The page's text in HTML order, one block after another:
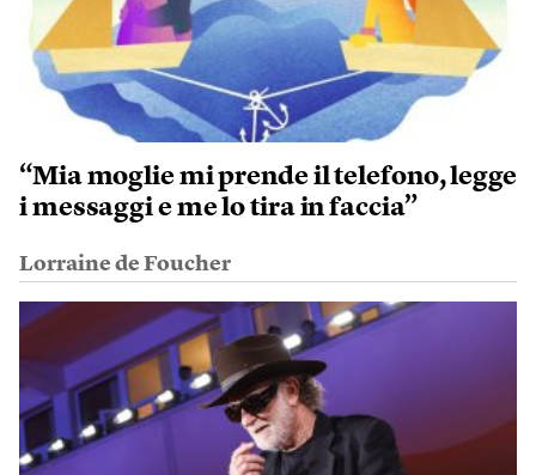
“Mia moglie mi prende il telefono, legge
i messaggi e me lo tira in faccia”
Lorraine de Foucher